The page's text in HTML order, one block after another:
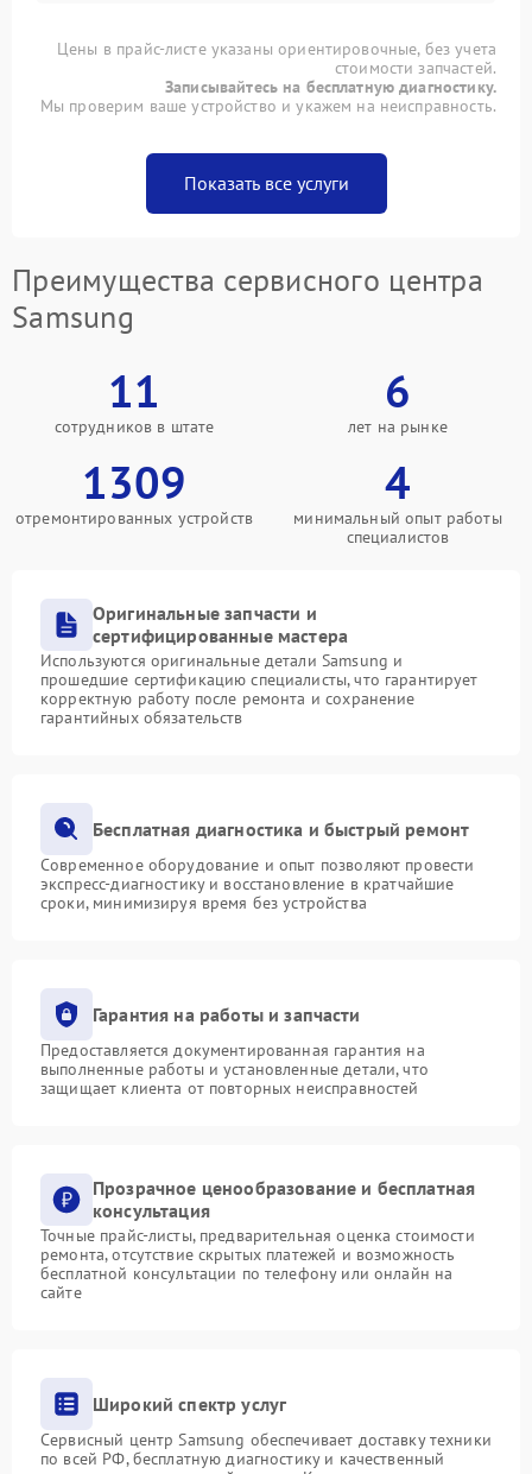
Цены в прайс-листе указаны ориентировочные, без учета
стоимости запчастей.
Записывайтесь на бесплатную диагностику.
Мы проверим ваше устройство и укажем на неисправность.
Показать все услуги
Преимущества сервисного центра
Samsung
11
сотрудников в штате
6
лет на рынке
1309
отремонтированных устройств
4
минимальный опыт работы
специалистов
Оригинальные запчасти и
сертифицированные мастера
Используются оригинальные детали Samsung и
прошедшие сертификацию специалисты, что гарантирует
корректную работу после ремонта и сохранение
гарантийных обязательств
Бесплатная диагностика и быстрый ремонт
Современное оборудование и опыт позволяют провести
экспресс-диагностику и восстановление в кратчайшие
сроки, минимизируя время без устройства
Гарантия на работы и запчасти
Предоставляется документированная гарантия на
выполненные работы и установленные детали, что
защищает клиента от повторных неисправностей
Прозрачное ценообразование и бесплатная
консультация
Точные прайс-листы, предварительная оценка стоимости
ремонта, отсутствие скрытых платежей и возможность
бесплатной консультации по телефону или онлайн на
сайте
Широкий спектр услуг
Сервисный центр Samsung обеспечивает доставку техники
по всей РФ, бесплатную диагностику и качественный